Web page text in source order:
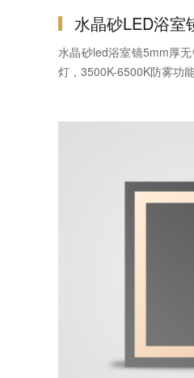
水晶砂LED浴室
水晶砂led浴室镜5mm厚
灯，3500K-6500K防雾功